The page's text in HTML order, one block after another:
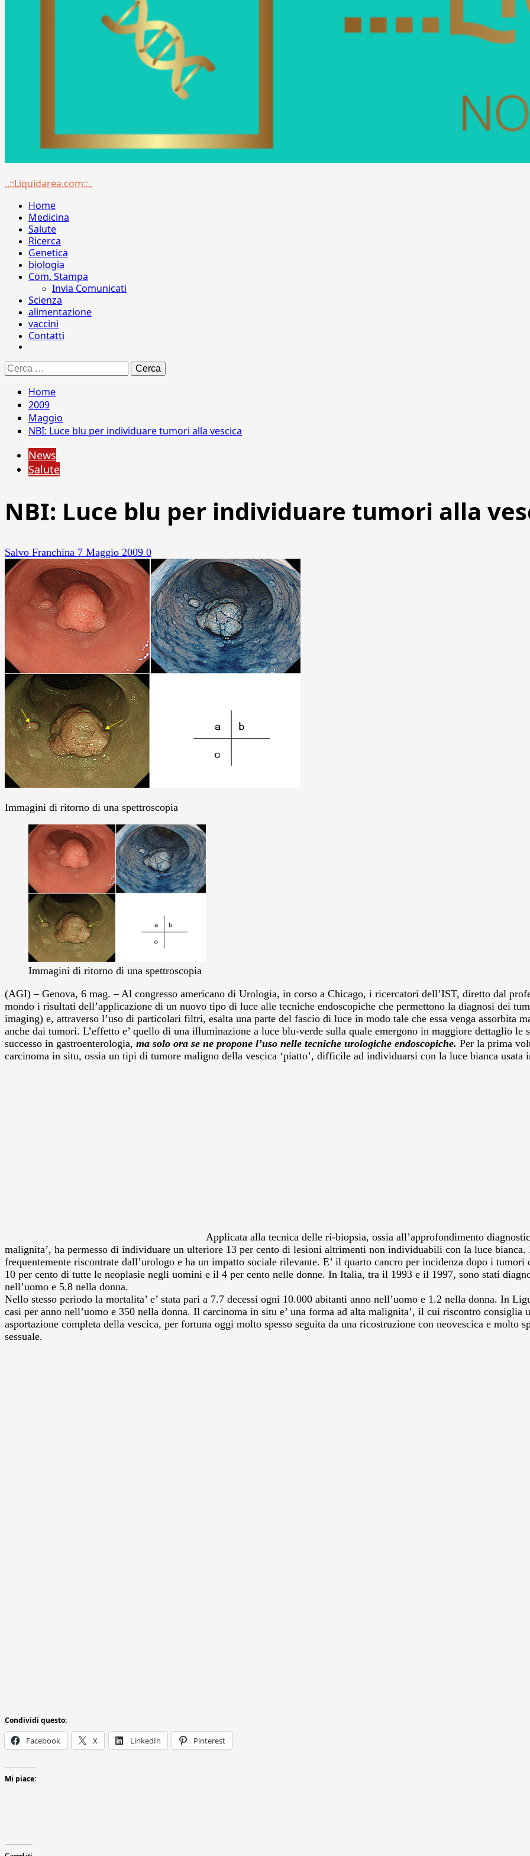
Menu
..::Liquidarea.com::..
Home
Medicina
Salute
Ricerca
Genetica
biologia
Com. Stampa
Invia Comunicati
Scienza
alimentazione
vaccini
Contatti
Ricerca
per:
Home
2009
Maggio
NBI: Luce blu per individuare tumori alla vescica
News
Salute
NBI: Luce blu per individuare tumori alla
Salvo Franchina 7 Maggio 2009 0
Immagini di ritorno di una spettroscopia
Immagini di ritorno di una spettroscopia
(AGI) – Genova, 6 mag. – Al congresso americano di Urologia, in corso a Chicago, i ricercatori dell’IST, diretto dal
mondo i risultati dell’applicazione di un nuovo tipo di luce alle tecniche endoscopiche che permettono la diagnosi dei
imaging) e, attraverso l’uso di particolari filtri, esalta una parte del fascio di luce in modo tale che essa venga assorbita
anche dai tumori. L’effetto e’ quello di una illuminazione a luce blu-verde sulla quale emergono in maggiore dettaglio le
successo in gastroenterologia, ma solo ora se ne propone l’uso nelle tecniche urologiche endoscopiche. Per la prima
carcinoma in situ, ossia un tipi di tumore maligno della vescica ‘piatto’, difficile ad individuarsi con la luce bianca usata
Applicata alla tecnica delle ri-biopsia, ossia all’approfondimento
malignita’, ha permesso di individuare un ulteriore 13 per cento di lesioni altrimenti non individuabili con la luce bianca.
frequentemente riscontrate dall’urologo e ha un impatto sociale rilevante. E’ il quarto cancro per incidenza dopo i
10 per cento di tutte le neoplasie negli uomini e il 4 per cento nelle donne. In Italia, tra il 1993 e il 1997, sono stati
nell’uomo e 5.8 nella donna.
Nello stesso periodo la mortalita’ e’ stata pari a 7.7 decessi ogni 10.000 abitanti anno nell’uomo e 1.2 nella donna. In
casi per anno nell’uomo e 350 nella donna. Il carcinoma in situ e’ una forma ad alta malignita’, il cui riscontro consiglia
asportazione completa della vescica, per fortuna oggi molto spesso seguita da una ricostruzione con neovescica e molto
sessuale.
Condividi questo:
Facebook X LinkedIn Pinterest
Mi piace: